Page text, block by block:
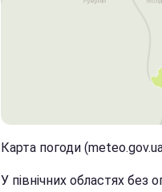
Карта погоди
У північних областях без